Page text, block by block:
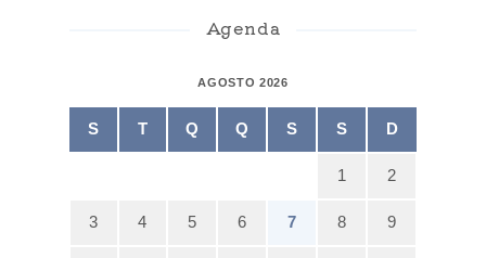
Agenda
AGOSTO 2026
S T Q Q S S D
1 2
3 4 5 6 7 8 9